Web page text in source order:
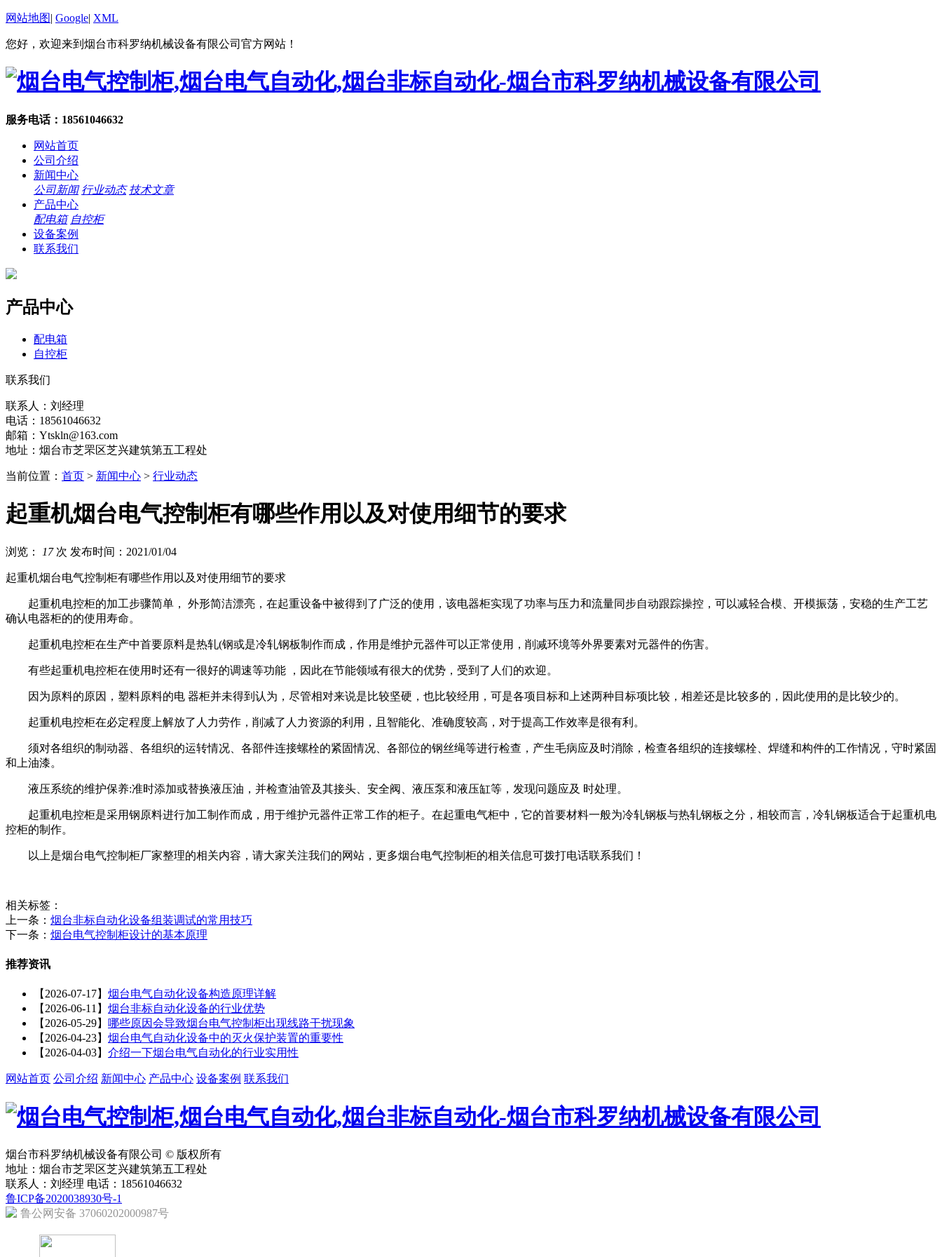
网站地图| Google| XML
您好，欢迎来到烟台市科罗纳机械设备有限公司官方网站！
服务电话：18561046632
网站首页
公司介绍
新闻中心
公司新闻 行业动态 技术文章
产品中心
配电箱 自控柜
设备案例
联系我们
产品中心
配电箱
自控柜
联系我们
联系人：刘经理
电话：18561046632
邮箱：Ytskln@163.com
地址：烟台市芝罘区芝兴建筑第五工程处
当前位置： 首页 > 新闻中心 > 行业动态
起重机烟台电气控制柜有哪些作用以及对使用细节的要求
浏览： 17 次 发布时间：2021/01/04
起重机烟台电气控制柜有哪些作用以及对使用细节的要求
起重机电控柜的加工步骤简单， 外形简洁漂亮，在起重设备中被得到了广泛的使用，该电器柜实现了功率与压力和流量同步自动跟踪操控，可以减轻合模、开模振荡，安稳的生产工艺
确认电器柜的的使用寿命。
起重机电控柜在生产中首要原料是热轧(钢或是冷轧钢板制作而成，作用是维护元器件可以正常使用，削减环境等外界要素对元器件的伤害。
有些起重机电控柜在使用时还有一很好的调速等功能 ，因此在节能领域有很大的优势，受到了人们的欢迎。
因为原料的原因，塑料原料的电 器柜并未得到认为，尽管相对来说是比较坚硬，也比较经用，可是各项目标和上述两种目标项比较，相差还是比较多的，因此使用的是比较少的。
起重机电控柜在必定程度上解放了人力劳作，削减了人力资源的利用，且智能化、准确度较高，对于提高工作效率是很有利。
须对各组织的制动器、各组织的运转情况、各部件连接螺栓的紧固情况、各部位的钢丝绳等进行检查，产生毛病应及时消除，检查各组织的连接螺栓、焊缝和构件的工作情况，守时紧固
和上油漆。
液压系统的维护保养:准时添加或替换液压油，并检查油管及其接头、安全阀、液压泵和液压缸等，发现问题应及 时处理。
起重机电控柜是采用钢原料进行加工制作而成，用于维护元器件正常工作的柜子。在起重电气柜中，它的首要材料一般为冷轧钢板与热轧钢板之分，相较而言，冷轧钢板适合于起重机电
控柜的制作。
以上是烟台电气控制柜厂家整理的相关内容，请大家关注我们的网站，更多烟台电气控制柜的相关信息可拨打电话联系我们！
相关标签：
上一条： 烟台非标自动化设备组装调试的常用技巧
下一条： 烟台电气控制柜设计的基本原理
推荐资讯
【2026-07-17】 烟台电气自动化设备构造原理详解
【2026-06-11】 烟台非标自动化设备的行业优势
【2026-05-29】 哪些原因会导致烟台电气控制柜出现线路干扰现象
【2026-04-23】 烟台电气自动化设备中的灭火保护装置的重要性
【2026-04-03】 介绍一下烟台电气自动化的行业实用性
网站首页 公司介绍 新闻中心 产品中心 设备案例 联系我们
烟台市科罗纳机械设备有限公司 © 版权所有
地址：烟台市芝罘区芝兴建筑第五工程处
联系人：刘经理 电话：18561046632
鲁ICP备2020038930号-1
鲁公网安备 37060202000987号